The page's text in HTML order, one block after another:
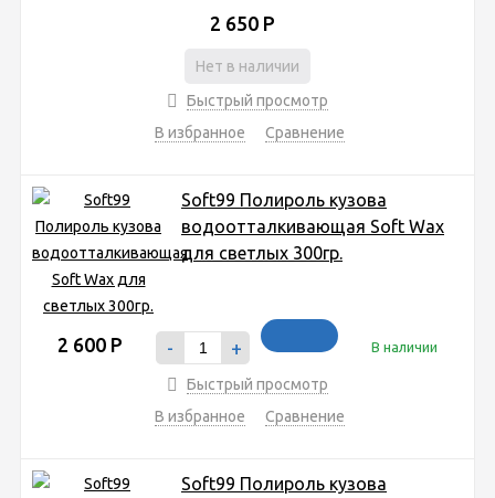
2 650 Р
Нет в наличии
Быстрый просмотр
В избранное
Сравнение
Soft99 Полироль кузова
водоотталкивающая Soft Wax
для светлых 300гр.
2 600 Р - + В наличии
Быстрый просмотр
В избранное
Сравнение
Soft99 Полироль кузова